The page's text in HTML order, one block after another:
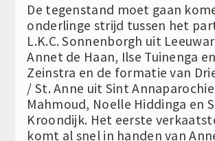
De tegenstand moet gaan
onderlinge strijd tussen het
L.K.C. Sonnenborgh uit
Annet de Haan, Ilse Tuinenga
Zeinstra en de formatie van
/ St. Anne uit Sint
Mahmoud, Noelle Hiddinga en
Kroondijk. Het eerste
komt al snel in handen van